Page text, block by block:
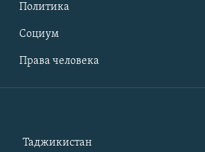
Политика
Социум
Права человека
Таджикистан